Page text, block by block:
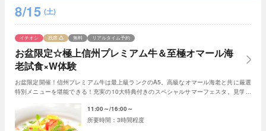
8/15 (土)
お盆限定☆極上信州プレミアム牛＆至極オマール海
老試食×W体験
イチオシ 残席 無料 リアルタイム予約
お盆限定開催！信州プレミアム牛は最上級ランクのA5。高級なオマール海老と共に厳選
特別メニューを堪能できる！充実の10大特典付きのスペシャルサマーフェスタ。見学＆
11:00～ 16:00～
3時間程度